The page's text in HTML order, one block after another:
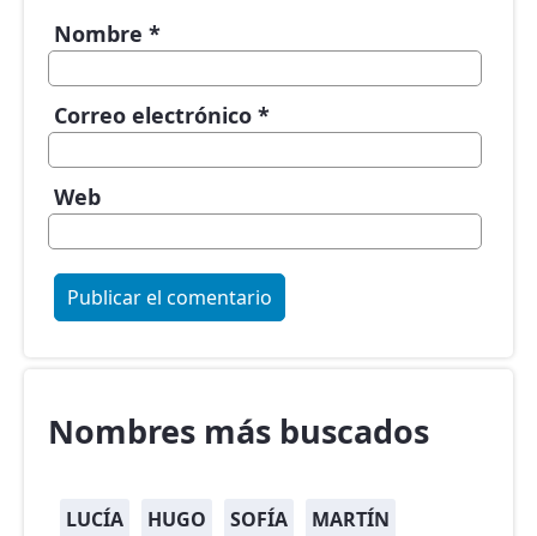
Nombre *
Correo electrónico *
Web
Nombres más buscados
LUCÍA HUGO SOFÍA
MARTÍN